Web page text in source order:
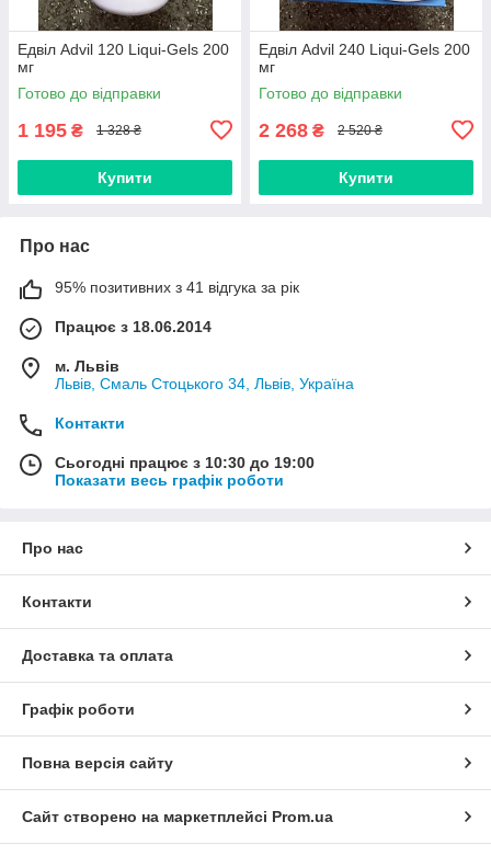
Едвіл Advil 120 Liqui-Gels 200
мг
Готово до відправки
1 195 ₴ 1 328 ₴
Купити
Едвіл Advil 240 Liqui-Gels 200
мг
Готово до відправки
2 268 ₴ 2 520 ₴
Купити
Про нас
95% позитивних з 41 відгука за рік
Працює з 18.06.2014
м. Львів
Львів, Смаль Стоцького 34, Львів, Україна
Контакти
Сьогодні працює з 10:30 до 19:00
Показати весь графік роботи
Про нас
Контакти
Доставка та оплата
Графік роботи
Повна версія сайту
Сайт створено на маркетплейсі Prom.ua